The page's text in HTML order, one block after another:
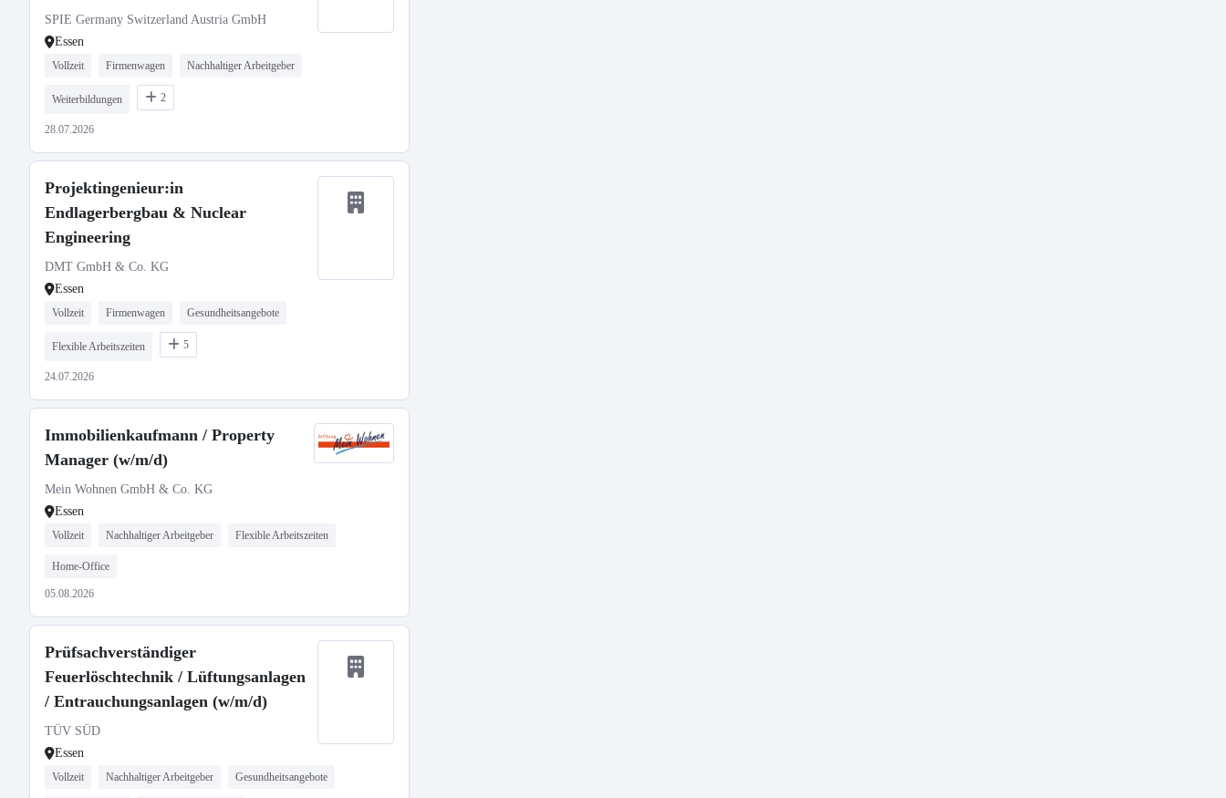
SPIE Germany Switzerland Austria GmbH
Essen
Vollzeit Firmenwagen Nachhaltiger Arbeitgeber
Weiterbildungen 2
28.07.2026
Projektingenieur:in
Endlagerbergbau & Nuclear
Engineering
DMT GmbH & Co. KG
Essen
Vollzeit Firmenwagen Gesundheitsangebote
Flexible Arbeitszeiten 5
24.07.2026
Immobilienkaufmann / Property
Manager (w/m/d)
Mein Wohnen GmbH & Co. KG
Essen
Vollzeit Nachhaltiger Arbeitgeber Flexible Arbeitszeiten
Home-Office
05.08.2026
Prüfsachverständiger
Feuerlöschtechnik / Lüftungsanlagen
/ Entrauchungsanlagen (w/m/d)
TÜV SÜD
Essen
Vollzeit Nachhaltiger Arbeitgeber Gesundheitsangebote